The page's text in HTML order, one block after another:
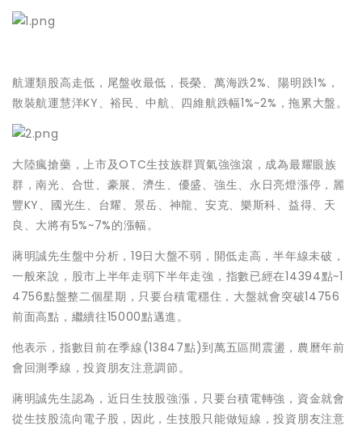
航運類股高走低，尾盤收最低，長榮、萬海跌2%、陽明跌1%，
散裝航運慧洋KY、裕民、中航、四維航跌幅1%~2%，拖累大盤。
大陸瘋搶藥，上市及OTC生技族群買氣強強滾，成為最耀眼族
群，南光、合世、豪展、濟生、優盛、強生、永日亮燈漲停，麗
豐KY、國光生、台耀、景岳、神龍、安克、樂斯科、益得、天
良、大將有5%~7%的漲幅。
蔣明誠先生盤中分析，19日大盤不弱，開低走高，半年線未破，
一般來說，股市上半年走弱下半年走強，指數已經在14394點~1
4756點盤整二個星期，只要台積電穩住，大盤就會突破14756
前面高點，繼續往15000點邁進。
他表示，指數目前在季線(13847點)到萬五區間震盪，農曆年前
會回測季線，投資朋友注意調節。
蔣明誠先生認為，近日生技股強漲，只要台積電轉強，資金就會
從生技股流向電子股，因此，生技股只能做短線，投資朋友注意